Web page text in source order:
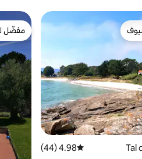
لدى الضيوف
متوسط التقييم 4.98 من 5، 44 مراجعات
4.98 (44)
مفضّل
مفضّل